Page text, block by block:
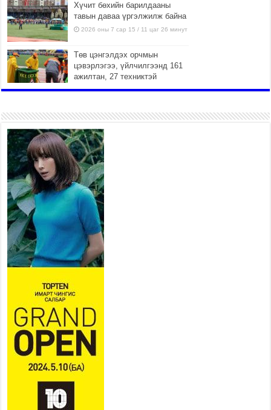
Хүчит бөхийн барилдааны
тавын даваа үргэлжилж байна
2026 оны 7 сар 15 / 11 цаг 26 минут
Төв цэнгэлдэх орчмын
цэвэрлэгээ, үйлчилгээнд 161
ажилтан, 27 техниктэй
ажиллаж байна
Наадмын амралтын өдрүүдэд
нийслэлийн эрүүл мэндийн
байгууллагууд дараах
хуваарийн дагуу ажиллана
2026 оны 7 сар 15 / 11 цаг 18 минут
Үндэсний их баяр наадам
эхэллээ
2026 оны 7 сар 15 / 11 цаг 14 минут
Үер усны аюулаас сэргийлж, нийслэлийн Онцгой
байдлын газрын 162 алба хаагч үүрэг гүйцэтгэж
байна
2026 оны 7 сар 15 / 11 цаг 07 минут
Үндэсний их сурын харваанд 850 харваач цэц
мэргэнээ сорьж байна
2026 оны 7 сар 15 / 11 цаг 03 минут
Төв цэнгэлдэхийн эргэн тойронд
2026 оны 7 сар 15 / 10 цаг 58 минут
Үндэсний их баяр наадмын шагайн харваа
насанд хүрэгчдийн багийн харваагаар
үргэлжилж байна
2026 оны 7 сар 15 / 10 цаг 52 минут